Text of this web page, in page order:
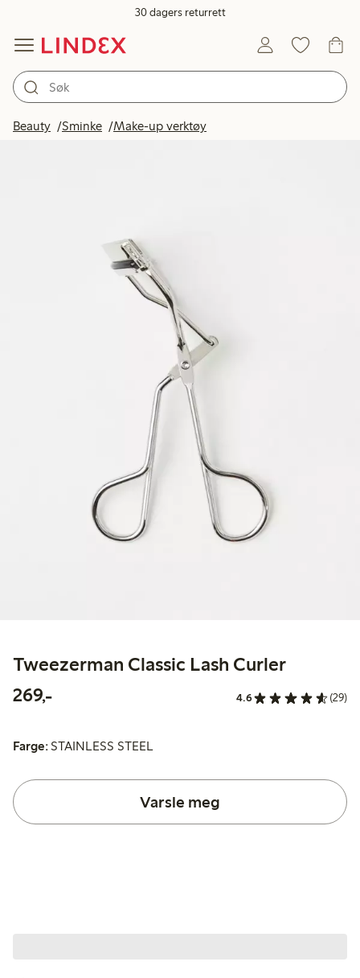
30 dagers returrett
Beauty Sminke Make-up verktøy
Tweezerman Classic Lash Curler
269,-269,00 kr 4.6 (29)
Farge: STAINLESS STEEL
Varsle meg